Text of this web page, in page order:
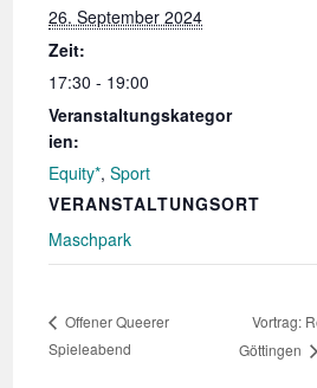
26. September 2024
Zeit:
17:30 - 19:00
Veranstaltungskategor
ien:
Equity*,Sport
VERANSTALTUNGSORT
Maschpark
Offener Queerer
Spieleabend
Vortrag:
Göttingen